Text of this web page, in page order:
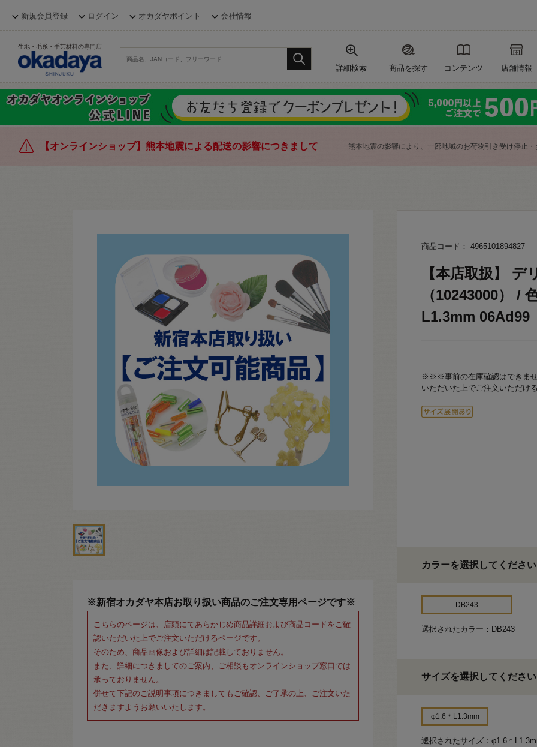
新規会員登録 ログイン オカダヤポイント 会社情報
生地・毛糸・手芸材料の専門店
詳細検索 商品を探す コンテンツ 店舗情報
【オンラインショップ】熊本地震による配送の影響につきまして 熊本地震の影響により、一部地域のお荷物引き受け停止
※新宿オカダヤ本店お取り扱い商品のご注文専用ページです※
こちらのページは、店頭にてあらかじめ商品詳細および商品コードをご確
認いただいた上でご注文いただけるページです。
そのため、商品画像および詳細は記載しておりません。
また、詳細につきましてのご案内、ご相談もオンラインショップ窓口では
承っておりません。
併せて下記のご説明事項につきましてもご確認、ご了承の上、ご注文いた
だきますようお願いいたします。
商品コード： 4965101894827
【本店取扱】
（10243000）
L1.3mm 06Ad99_
※※※事前の在庫確認はできま
いただいた上でご注文いただけ
カラーを選択してください
DB243
選択されたカラー：DB243
サイズを選択してください
φ1.6＊L1.3mm
選択されたサイズ：φ1.6＊